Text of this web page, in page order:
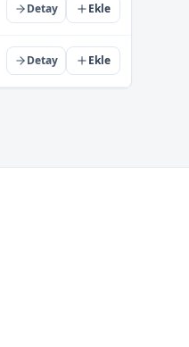
Detay Ekle
Detay Ekle